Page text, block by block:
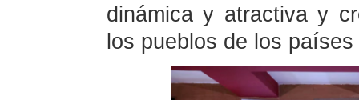
dinámica y atractiva y
los pueblos de los